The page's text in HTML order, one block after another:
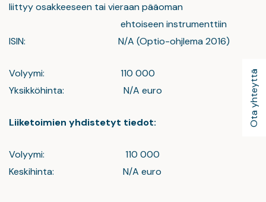
Ota yhteyttä
liittyy osakkeeseen tai vieraan pääoman
ehtoiseen instrumenttiin
ISIN: N/A (Optio-ohjlema 2016)
Volyymi: 110 000
Yksikköhinta: N/A euro
Liiketoimien yhdistetyt tiedot:
Volyymi: 110 000
Keskihinta: N/A euro